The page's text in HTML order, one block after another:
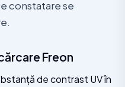
constatare se
Freon
de contrast UV în